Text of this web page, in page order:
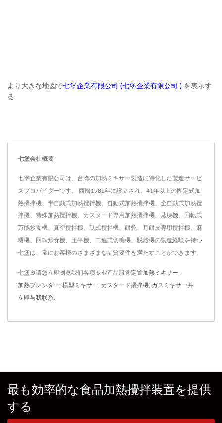
より大きな地図で七堡企業有限公司 (七堡企業有限公司 ) を表示す
る
七堡会社概要
七堡企業有限公司は、台湾の加熱ミキサー製造に特化した製造サービ
スプロバイダーです。 西暦1982年に設立され、41年以上の固定式加
熱攪拌機、半自動式加熱攪拌機、自動式加熱攪拌機、全自動式加熱攪
拌機、特殊加熱攪拌機、カスタード専用加熱攪拌機、蒸煉機、回転式
万能炒食機、真空攪拌機、臥式攪拌機、餅乾、月餅皮専用攪拌機、麻
糬機、回転炒食機、圧平機、二連式切糖機、脱殻機の製造経験を持つ
七堡は、常にお客様のさまざまな品質要件を満たすことができます。
七堡邀请您立即浏览我们各项专业产品服务定置加熱ミキサー
加熱ブレンダー 横型ミキサー カスタード攪拌機 ガスミキサー并
立即与我联系
最も効率的な食品加熱攪拌装置を提供
する